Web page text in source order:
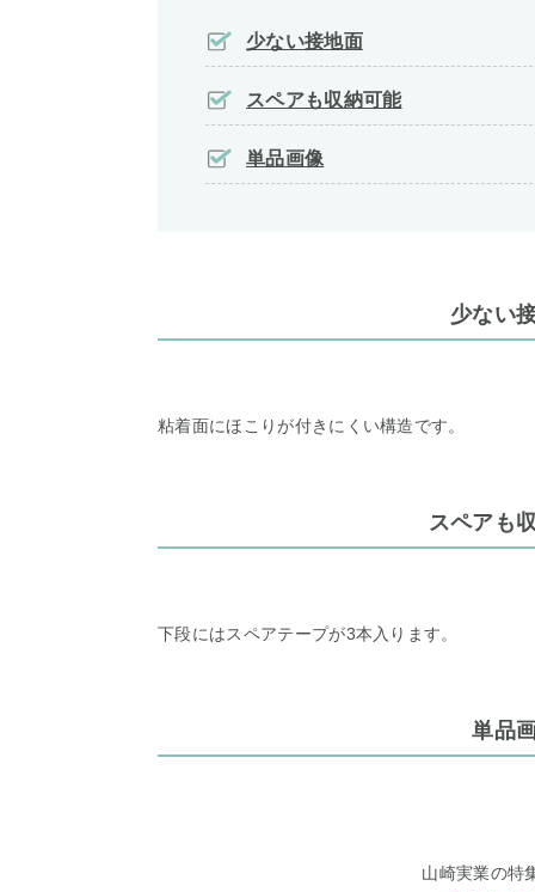
少ない接地面
スペアも収納可能
単品画像
少ない
粘着面にほこりが付きにくい構造です。
スペアも
下段にはスペアテープが3本入ります。
単品
山崎実業の特